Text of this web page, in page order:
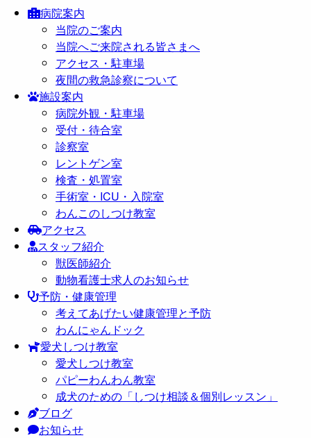
病院案内
当院のご案内
当院へご来院される皆さまへ
アクセス・駐車場
夜間の救急診察について
施設案内
病院外観・駐車場
受付・待合室
診察室
レントゲン室
検査・処置室
手術室・ICU・入院室
わんこのしつけ教室
アクセス
スタッフ紹介
獣医師紹介
動物看護士求人のお知らせ
予防・健康管理
考えてあげたい健康管理と予防
わんにゃんドック
愛犬しつけ教室
愛犬しつけ教室
パピーわんわん教室
成犬のための「しつけ相談＆個別レッスン」
ブログ
お知らせ